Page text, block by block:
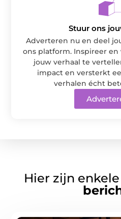
Stuur ons
Adverteren nu en deel
ons platform. Inspireer
jouw verhaal te
impact en versterkt
verhalen écht
Hier zijn enkele